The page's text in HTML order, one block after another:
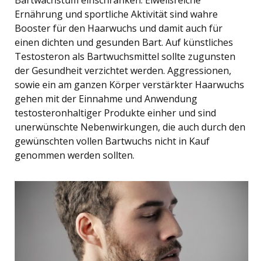
Ernährung und sportliche Aktivität sind wahre
Booster für den Haarwuchs und damit auch für
einen dichten und gesunden Bart. Auf künstliches
Testosteron als Bartwuchsmittel sollte zugunsten
der Gesundheit verzichtet werden. Aggressionen,
sowie ein am ganzen Körper verstärkter Haarwuchs
gehen mit der Einnahme und Anwendung
testosteronhaltiger Produkte einher und sind
unerwünschte Nebenwirkungen, die auch durch den
gewünschten vollen Bartwuchs nicht in Kauf
genommen werden sollten.